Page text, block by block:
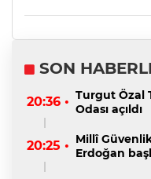
SON
20:36 • Turgut Özal
Odası açıldı
20:25 • Millî
Erdoğan